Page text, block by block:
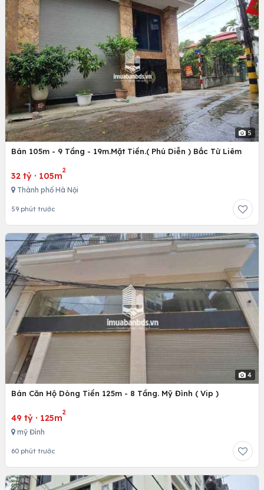
5
Bán 105m - 9 Tầng - 19m.Mặt Tiền.( Phú Diễn ) Bắc Từ Liêm
32 tỷ · 105m
2
Thành phố Hà Nội
59 phút trước
4
Bán Căn Hộ Dòng Tiền 125m - 8 Tầng. Mỹ Đình ( Vip )
49 tỷ · 125m
2
mỹ Đình
60 phút trước